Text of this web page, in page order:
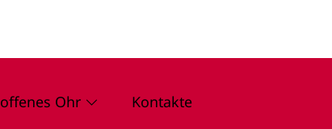
offenes Ohr Kontakte